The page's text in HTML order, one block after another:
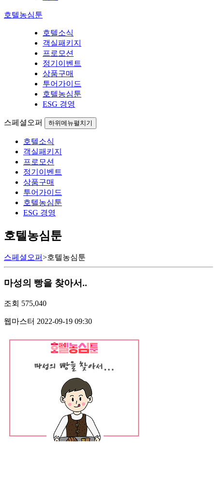
호텔농심툰
호텔소식
객실패키지
프로모션
정기이벤트
상품구매
투어가이드
호텔농심툰
ESG 경영
스페셜오퍼 하위메뉴펼치기
호텔소식
객실패키지
프로모션
정기이벤트
상품구매
투어가이드
호텔농심툰
ESG 경영
호텔농심툰
스페셜오퍼>호텔농심툰
마성의 빵을 찾아서..
조회 575,040
웹마스터 2022-09-19 09:30